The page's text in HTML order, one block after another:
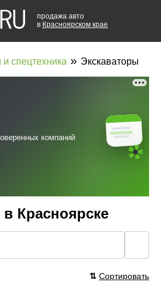
продажа авто
в Красноярском крае
и спецтехника » Экскаваторы
Красноярске
⇅ Сортировать